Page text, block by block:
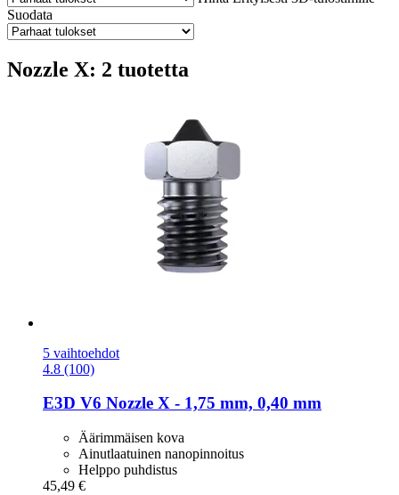
Suodata
Nozzle X: 2 tuotetta
5 vaihtoehdot
4.8 (100)
E3D V6 Nozzle X -​ 1,75 mm, 0,40 mm
Äärimmäisen kova
Ainutlaatuinen nanopinnoitus
Helppo puhdistus
45,49 €